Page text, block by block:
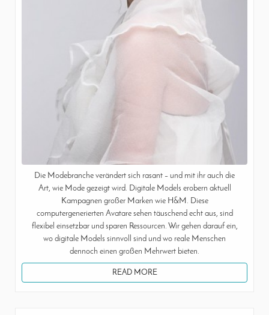
Die Modebranche verändert sich rasant – und mit ihr auch die
Art, wie Mode gezeigt wird. Digitale Models erobern aktuell
Kampagnen großer Marken wie H&M. Diese
computergenerierten Avatare sehen täuschend echt aus, sind
flexibel einsetzbar und sparen Ressourcen. Wir gehen darauf ein,
wo digitale Models sinnvoll sind und wo reale Menschen
dennoch einen großen Mehrwert bieten.
READ MORE